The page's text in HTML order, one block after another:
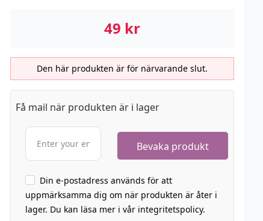
49 kr
Den här produkten är för närvarande slut.
Få mail när produkten är i lager
Din e-postadress används för att
uppmärksamma dig om när produkten är åter i
lager. Du kan läsa mer i vår integritetspolicy.